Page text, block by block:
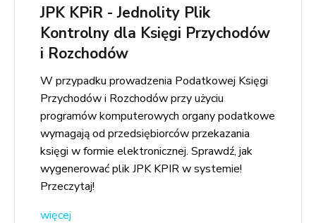
JPK KPiR - Jednolity Plik
Kontrolny dla Księgi Przychodów
i Rozchodów
W przypadku prowadzenia Podatkowej Księgi
Przychodów i Rozchodów przy użyciu
programów komputerowych organy podatkowe
wymagają od przedsiębiorców przekazania
księgi w formie elektronicznej. Sprawdź, jak
wygenerować plik JPK KPIR w systemie!
Przeczytaj!
więcej